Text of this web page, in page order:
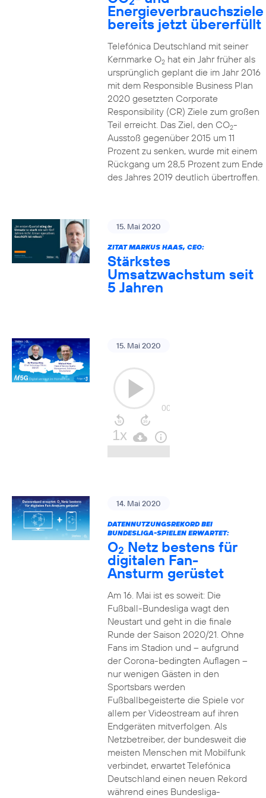
Energieverbrauchsziele
bereits jetzt übererfüllt
Telefónica Deutschland mit seiner
Kernmarke O2hat ein Jahr früher als
ursprünglich geplant die im Jahr 2016
mit dem Responsible Business Plan
2020 gesetzten Corporate
Responsibility (CR) Ziele zum großen
Teil erreicht. Das Ziel, den CO2-
Ausstoß gegenüber 2015 um 11
Prozent zu senken, wurde mit einem
Rückgang um 28,5 Prozent zum Ende
des Jahres 2019 deutlich übertroffen.
15. Mai 2020
ZITAT MARKUS HAAS, CEO:
Stärkstes
Umsatzwachstum seit
5 Jahren
15. Mai 2020
14. Mai 2020
DATENNUTZUNGSREKORD BEI
BUNDESLIGA-SPIELEN ERWARTET:
O2 Netz bestens für
digitalen Fan-
Ansturm gerüstet
Am 16. Mai ist es soweit: Die
Fußball-Bundesliga wagt den
Neustart und geht in die finale
Runde der Saison 2020/21. Ohne
Fans im Stadion und – aufgrund
der Corona-bedingten Auflagen –
nur wenigen Gästen in den
Sportsbars werden
Fußballbegeisterte die Spiele vor
allem per Videostream auf ihren
Endgeräten mitverfolgen. Als
Netzbetreiber, der bundesweit die
meisten Menschen mit Mobilfunk
verbindet, erwartet Telefónica
Deutschland einen neuen Rekord
während eines Bundesliga-